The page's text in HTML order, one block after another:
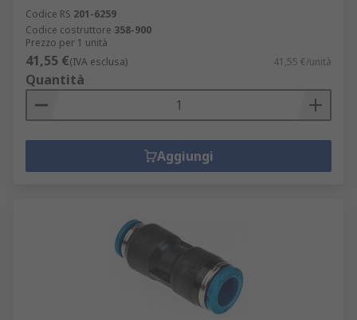
Codice RS 201-6259
Codice costruttore 358-900
Prezzo per 1 unità
41,55 €(IVA esclusa) 41,55 €/unità
Quantità
Aggiungi